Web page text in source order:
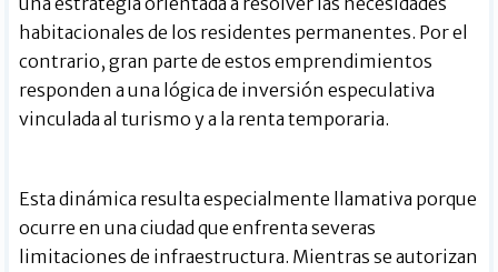
habitacionales de los residentes permanentes. Por el
contrario, gran parte de estos emprendimientos
responden a una lógica de inversión especulativa
vinculada al turismo y a la renta temporaria.
Esta dinámica resulta especialmente llamativa porque
ocurre en una ciudad que enfrenta severas
limitaciones de infraestructura. Mientras se autorizan